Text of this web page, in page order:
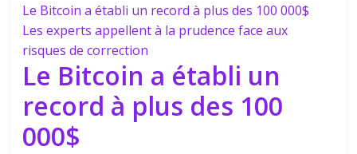
Le Bitcoin a établi un record à plus des 100 000$
Les experts appellent à la prudence face aux
risques de correction
Le Bitcoin a établi un
record à plus des 100
000$